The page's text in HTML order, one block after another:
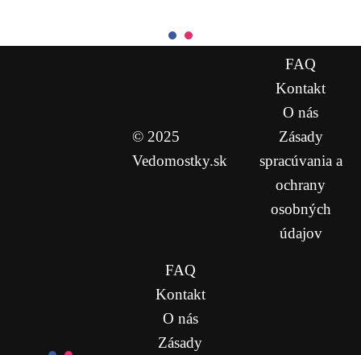
© 2025
Vedomostky.sk
FAQ
Kontakt
O nás
Zásady
spracúvania a
ochrany
osobných
údajov
FAQ
Kontakt
O nás
Zásady